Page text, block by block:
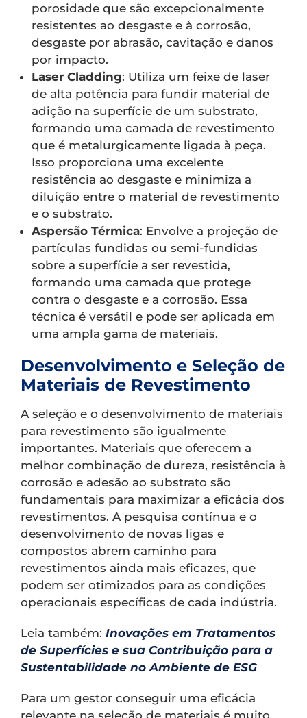
porosidade que são excepcionalmente
resistentes ao desgaste e à corrosão,
desgaste por abrasão, cavitação e danos
por impacto.
Laser Cladding: Utiliza um feixe de laser
de alta potência para fundir material de
adição na superfície de um substrato,
formando uma camada de revestimento
que é metalurgicamente ligada à peça.
Isso proporciona uma excelente
resistência ao desgaste e minimiza a
diluição entre o material de revestimento
e o substrato.
Aspersão Térmica: Envolve a projeção de
partículas fundidas ou semi-fundidas
sobre a superfície a ser revestida,
formando uma camada que protege
contra o desgaste e a corrosão. Essa
técnica é versátil e pode ser aplicada em
uma ampla gama de materiais.
Desenvolvimento e Seleção de
Materiais de Revestimento
A seleção e o desenvolvimento de materiais
para revestimento são igualmente
importantes. Materiais que oferecem a
melhor combinação de dureza, resistência à
corrosão e adesão ao substrato são
fundamentais para maximizar a eficácia dos
revestimentos. A pesquisa contínua e o
desenvolvimento de novas ligas e
compostos abrem caminho para
revestimentos ainda mais eficazes, que
podem ser otimizados para as condições
operacionais específicas de cada indústria.
Leia também: Inovações em Tratamentos
de Superfícies e sua Contribuição para a
Sustentabilidade no Ambiente de ESG
Para um gestor conseguir uma eficácia
relevante na seleção de materiais é muito